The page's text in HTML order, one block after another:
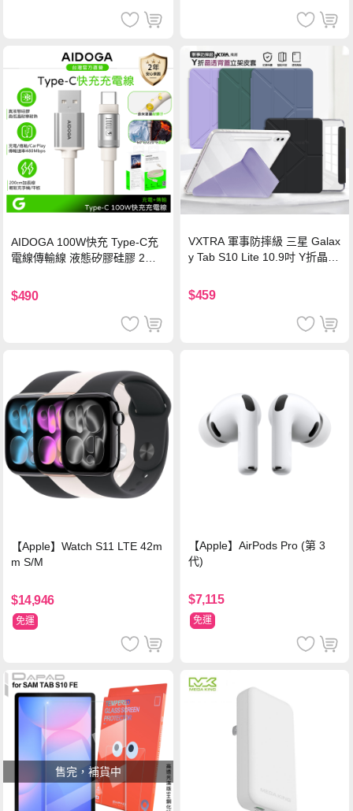
AIDOGA 100W快充 Type-C充
電線傳輸線 液態矽膠硅膠 2M
$490
VXTRA 軍事防摔級 三星 Galax
y Tab S10 Lite 10.9吋 Y折晶透
$459
【Apple】Watch S11 LTE 42m
m S/M
$14,946
免運
【Apple】AirPods Pro (第 3
代)
$7,115
免運
售完，補貨中